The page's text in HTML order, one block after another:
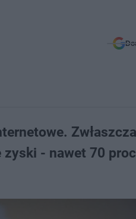
- nawet 70